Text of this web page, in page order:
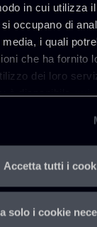
in cui utilizza
occupano di
i quali
che ha fornito
dei loro
è disponibilequi.
Accetta tutti i
solo i cookie
Torna agli
il professionista
il professionista